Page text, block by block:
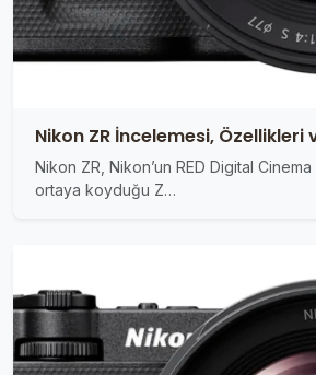
Nikon ZR İncelemesi, Özellikleri
Nikon ZR, Nikon’un RED Digital
ortaya koyduğu Z…